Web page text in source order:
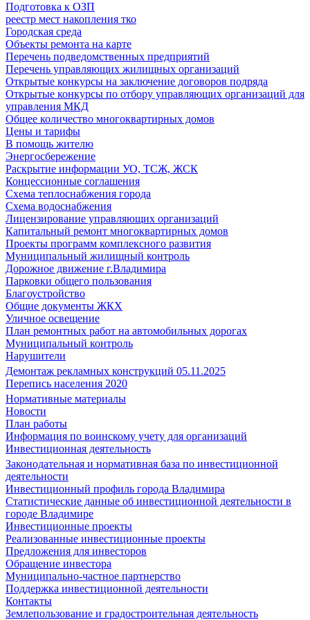
Подготовка к ОЗП
реестр мест накопления тко
Городская среда
Объекты ремонта на карте
Перечень подведомственных предприятий
Перечень управляющих жилищных организаций
Открытые конкурсы на заключение договоров подряда
Открытые конкурсы по отбору управляющих организаций для
управления МКД
Общее количество многоквартирных домов
Цены и тарифы
В помощь жителю
Энергосбережение
Раскрытие информации УО, ТСЖ, ЖСК
Концессионные соглашения
Схема теплоснабжения города
Схема водоснабжения
Лицензирование управляющих организаций
Капитальный ремонт многоквартирных домов
Проекты программ комплексного развития
Муниципальный жилищный контроль
Дорожное движение г.Владимира
Парковки общего пользования
Благоустройство
Общие документы ЖКХ
Уличное освещение
План ремонтных работ на автомобильных дорогах
Муниципальный контроль
Нарушители
Демонтаж рекламных конструкций 05.11.2025
Перепись населения 2020
Нормативные материалы
Новости
План работы
Информация по воинскому учету для организаций
Инвестиционная деятельность
Законодательная и нормативная база по инвестиционной
деятельности
Инвестиционный профиль города Владимира
Статистические данные об инвестиционной деятельности в
городе Владимире
Инвестиционные проекты
Реализованные инвестиционные проекты
Предложения для инвесторов
Обращение инвестора
Муниципально-частное партнерство
Поддержка инвестиционной деятельности
Контакты
Землепользование и градостроительная деятельность